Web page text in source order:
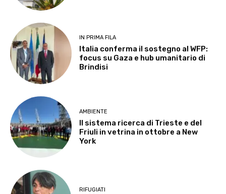
IN PRIMA FILA
Italia conferma il sostegno al WFP:
focus su Gaza e hub umanitario di
Brindisi
AMBIENTE
Il sistema ricerca di Trieste e del
Friuli in vetrina in ottobre a New
York
RIFUGIATI